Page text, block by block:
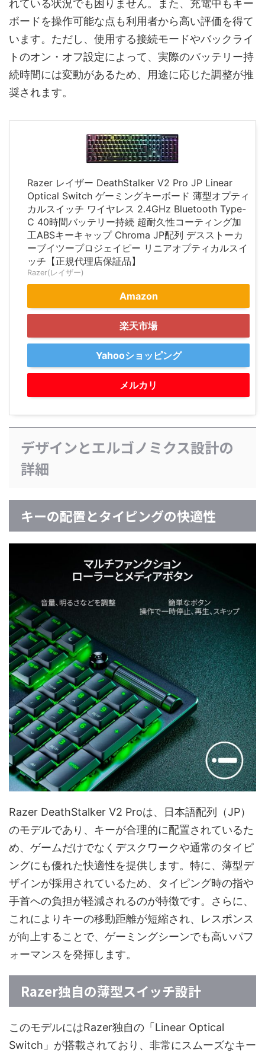
れている状況でも困りません。また、充電中もキー
ボードを操作可能な点も利用者から高い評価を得て
います。ただし、使用する接続モードやバックライ
トのオン・オフ設定によって、実際のバッテリー持
続時間には変動があるため、用途に応じた調整が推
奨されます。
Razer レイザー DeathStalker V2 Pro JP Linear
Optical Switch ゲーミングキーボード 薄型オプティ
カルスイッチ ワイヤレス 2.4GHz Bluetooth Type-
C 40時間バッテリー持続 超耐久性コーティング加
工ABSキーキャップ Chroma JP配列 デスストーカ
ーブイツープロジェイピー リニアオプティカルスイ
ッチ【正規代理店保証品】
Razer(レイザー)
Amazon
楽天市場
Yahooショッピング
メルカリ
デザインとエルゴノミクス設計の
詳細
キーの配置とタイピングの快適性
Razer DeathStalker V2 Proは、日本語配列（JP）
のモデルであり、キーが合理的に配置されているた
め、ゲームだけでなくデスクワークや通常のタイピ
ングにも優れた快適性を提供します。特に、薄型デ
ザインが採用されているため、タイピング時の指や
手首への負担が軽減されるのが特徴です。さらに、
これによりキーの移動距離が短縮され、レスポンス
が向上することで、ゲーミングシーンでも高いパフ
ォーマンスを発揮します。
Razer独自の薄型スイッチ設計
このモデルにはRazer独自の「Linear Optical
Switch」が搭載されており、非常にスムーズなキー